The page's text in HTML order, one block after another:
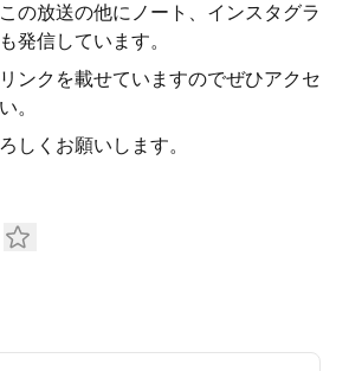
の放送の他にノート、インスタグラ
発信しています。
ンクを載せていますのでぜひアクセ
。
しくお願いします。